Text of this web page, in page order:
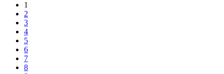
1
2
3
4
5
6
7
8